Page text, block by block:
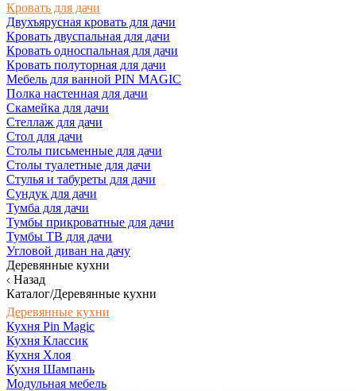
Кровать для дачи
Двухъярусная кровать для дачи
Кровать двуспальная для дачи
Кровать односпальная для дачи
Кровать полуторная для дачи
Мебель для ванной PIN MAGIC
Полка настенная для дачи
Скамейка для дачи
Стеллаж для дачи
Стол для дачи
Столы письменные для дачи
Столы туалетные для дачи
Стулья и табуреты для дачи
Сундук для дачи
Тумба для дачи
Тумбы прикроватные для дачи
Тумбы ТВ для дачи
Угловой диван на дачу
Деревянные кухни
Назад
Каталог/Деревянные кухни
Деревянные кухни
Кухня Pin Magic
Кухня Классик
Кухня Хлоя
Кухня Шампань
Модульная мебель